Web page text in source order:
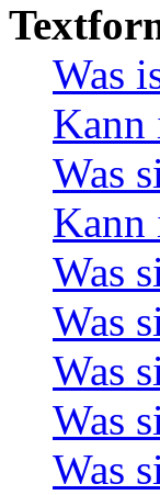
Was
Kann
Was
Kann
Was
Was
Was
Was
Was